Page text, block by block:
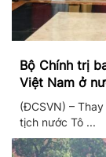
Bộ Chính trị
Việt Nam ở
(ĐCSVN) –
tịch nước Tô ...